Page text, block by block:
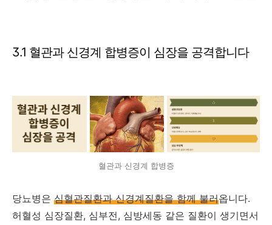
3.1 혈관과 신경계 합병증이 심장을 공격합니다
혈관과 신경계 합병증
당뇨병은 심혈관질환과 신경계질환을 함께 불러옵니다.
허혈성 심장질환, 심부전, 심방세동 같은 질환이 생기면서